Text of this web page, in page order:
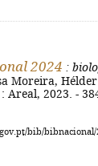
2024 :
Moreira,
2023. -
bib/bibnacional/